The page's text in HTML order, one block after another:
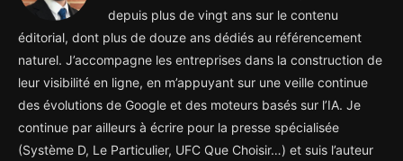
depuis plus de vingt ans sur le contenu
éditorial, dont plus de douze ans dédiés au référencement
naturel. J’accompagne les entreprises dans la construction de
leur visibilité en ligne, en m’appuyant sur une veille continue
des évolutions de Google et des moteurs basés sur l’IA. Je
continue par ailleurs à écrire pour la presse spécialisée
(Système D, Le Particulier, UFC Que Choisir…) et suis l’auteur